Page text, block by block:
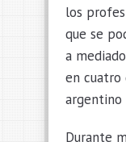
los
que se
a
en cuatro
argentino
Durante